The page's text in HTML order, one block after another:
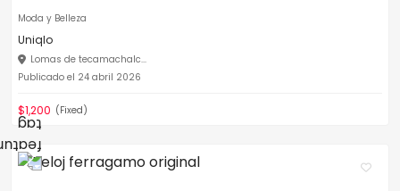
Moda y Belleza
Uniqlo
Lomas de tecamachalc...
Publicado el 24 abril 2026
$1,200 (Fixed)